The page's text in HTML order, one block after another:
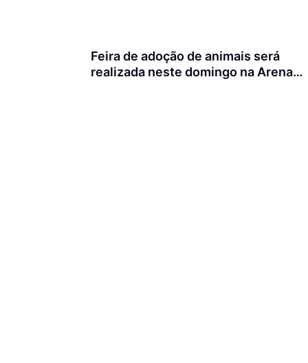
Feira de adoção de animais será
realizada neste domingo na Arena